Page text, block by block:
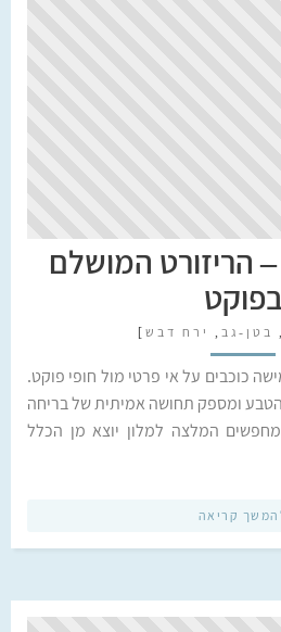
הריזורט המושלם
בפוקט
, בטן-גב , ירח דבש ]
כוכבים על אי פרטי מול חופי פוקט.
הטבע ומספק תחושה אמיתית של בריחה
המלצה למלון יוצא מן הכלל
קריאה